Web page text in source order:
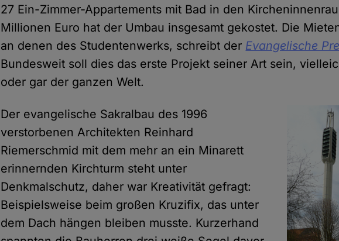
27 Ein-Zimmer-Appartements mit Bad in den
Millionen Euro hat der Umbau insgesamt gekostet. Die
an denen des Studentenwerks, schreibt der Evangelische
Bundesweit soll dies das erste Projekt seiner Art sein,
oder gar der ganzen Welt.
Der evangelische Sakralbau des 1996
verstorbenen Architekten Reinhard
Riemerschmid mit dem mehr an ein Minarett
erinnernden Kirchturm steht unter
Denkmalschutz, daher war Kreativität gefragt:
Beispielsweise beim großen Kruzifix, das unter
dem Dach hängen bleiben musste. Kurzerhand